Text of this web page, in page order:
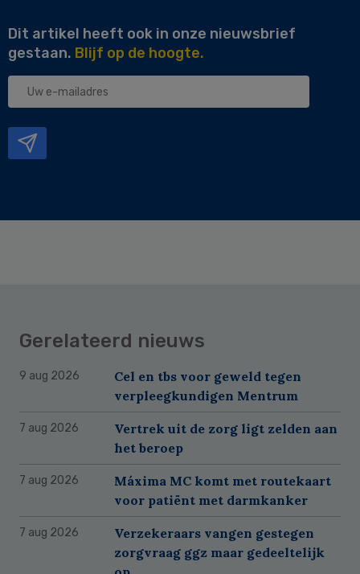
Dit artikel heeft ook in onze nieuwsbrief
gestaan. Blijf op de hoogte.
Uw
Gerelateerd nieuws
9 aug 2026
Cel en tbs voor geweld tegen
verpleegkundigen Mentrum
7 aug 2026
Vertrek uit de zorg ligt zelden aan
het beroep
7 aug 2026
Máxima MC komt met routekaart
voor patiënt met darmkanker
7 aug 2026
Verzekeraars vangen gestegen
zorgvraag ggz maar gedeeltelijk